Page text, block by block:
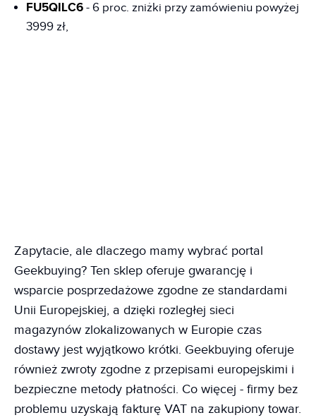
FU5QILC6 - 6 proc. zniżki przy zamówieniu powyżej
3999 zł,
Zapytacie, ale dlaczego mamy wybrać portal
Geekbuying? Ten sklep oferuje gwarancję i
wsparcie posprzedażowe zgodne ze standardami
Unii Europejskiej, a dzięki rozległej sieci
magazynów zlokalizowanych w Europie czas
dostawy jest wyjątkowo krótki. Geekbuying oferuje
również zwroty zgodne z przepisami europejskimi i
bezpieczne metody płatności. Co więcej - firmy bez
problemu uzyskają fakturę VAT na zakupiony towar.